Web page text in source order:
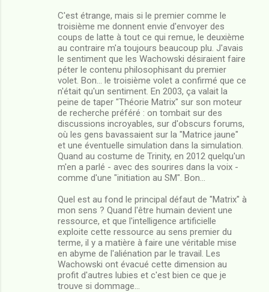
C'est étrange, mais si le premier comme le
troisième me donnent envie d'envoyer des
coups de latte à tout ce qui remue, le deuxième
au contraire m'a toujours beaucoup plu. J'avais
le sentiment que les Wachowski désiraient faire
péter le contenu philosophisant du premier
volet. Bon... le troisième volet a confirmé que ce
n'était qu'un sentiment. En 2003, ça valait la
peine de taper "Théorie Matrix" sur son moteur
de recherche préféré : on tombait sur des
discussions incroyables, sur d'obscurs forums,
où les gens bavassaient sur la "Matrice jaune"
et une éventuelle simulation dans la simulation.
Quand au costume de Trinity, en 2012 quelqu'un
m'en a parlé - avec des sourires dans la voix -
comme d'une "initiation au SM". Bon...
Quel est au fond le principal défaut de "Matrix" à
mon sens ? Quand l'être humain devient une
ressource, et que l'intelligence artificielle
exploite cette ressource au sens premier du
terme, il y a matière à faire une véritable mise
en abyme de l'aliénation par le travail. Les
Wachowski ont évacué cette dimension au
profit d'autres lubies et c'est bien ce que je
trouve si dommage...